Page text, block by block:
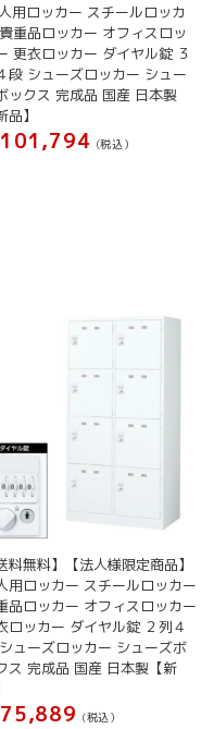
用ロッカー スチールロッカ
重品ロッカー オフィスロッ
更衣ロッカー ダイヤル錠 ３
段 シューズロッカー シュー
ックス 完成品 国産 日本製
品】
101,794 (税込）
料無料】【法人様限定商品】
用ロッカー スチールロッカー
品ロッカー オフィスロッカー
ロッカー ダイヤル錠 ２列４
ューズロッカー シューズボ
ス 完成品 国産 日本製【新
75,889 (税込）